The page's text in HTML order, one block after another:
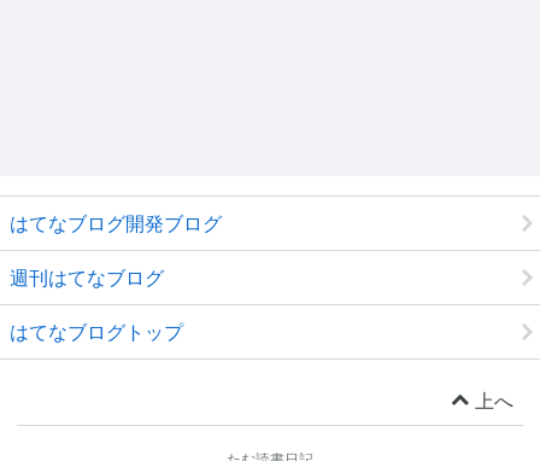
はてなブログ開発ブログ
週刊はてなブログ
はてなブログトップ
上へ